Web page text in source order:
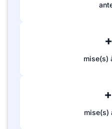
mise(s)
mise(s)